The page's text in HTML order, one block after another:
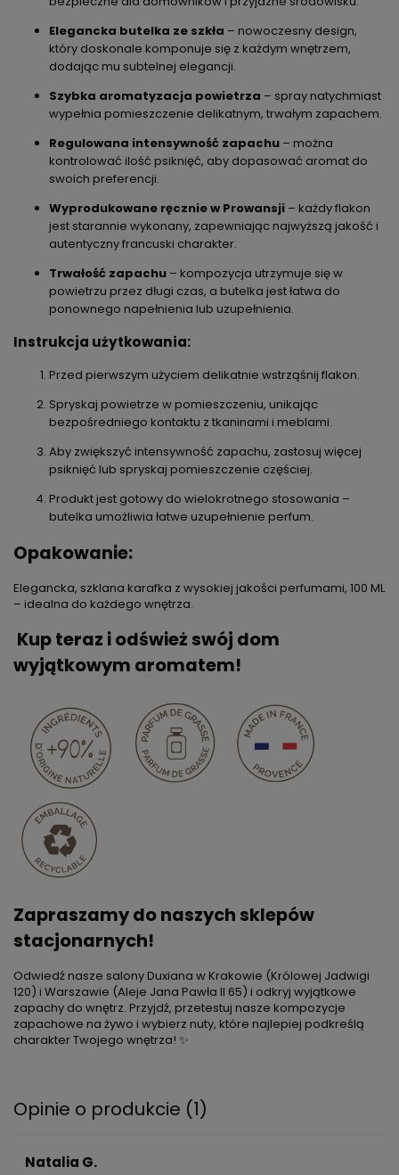
Elegancka butelka ze szkła – nowoczesny design,
który doskonale komponuje się z każdym wnętrzem,
dodając mu subtelnej elegancji.
Szybka aromatyzacja powietrza – spray natychmiast
wypełnia pomieszczenie delikatnym, trwałym zapachem.
Regulowana intensywność zapachu – można
kontrolować ilość psiknięć, aby dopasować aromat do
swoich preferencji.
Wyprodukowane ręcznie w Prowansji – każdy flakon
jest starannie wykonany, zapewniając najwyższą jakość i
autentyczny francuski charakter.
Trwałość zapachu – kompozycja utrzymuje się w
powietrzu przez długi czas, a butelka jest łatwa do
ponownego napełnienia lub uzupełnienia.
Instrukcja użytkowania:
Przed pierwszym użyciem delikatnie wstrząśnij flakon.
Spryskaj powietrze w pomieszczeniu, unikając
bezpośredniego kontaktu z tkaninami i meblami.
Aby zwiększyć intensywność zapachu, zastosuj więcej
psiknięć lub spryskaj pomieszczenie częściej.
Produkt jest gotowy do wielokrotnego stosowania –
butelka umożliwia łatwe uzupełnienie perfum.
Opakowanie:
Elegancka, szklana karafka z wysokiej jakości perfumami, 100 ML
– idealna do każdego wnętrza.
Kup teraz i odśwież swój dom
wyjątkowym aromatem!
Zapraszamy do naszych sklepów
stacjonarnych!
Odwiedź nasze salony Duxiana w Krakowie (Królowej Jadwigi
120) i Warszawie (Aleje Jana Pawła II 65) i odkryj wyjątkowe
zapachy do wnętrz. Przyjdź, przetestuj nasze kompozycje
zapachowe na żywo i wybierz nuty, które najlepiej podkreślą
charakter Twojego wnętrza! ✨
Opinie o produkcie (1)
Natalia G.